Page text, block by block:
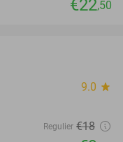
€22,50
9.0 star
Regulier €18